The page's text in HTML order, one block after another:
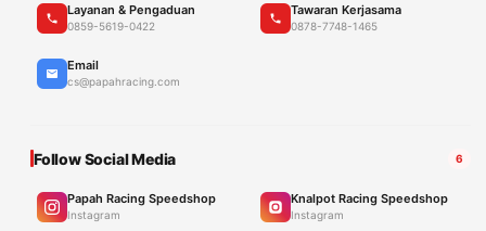
Layanan & Pengaduan
0859-5619-0422
Tawaran Kerjasama
0878-7748-1465
Email
cs@papahracing.com
Follow Social Media 6
Papah Racing Speedshop
Instagram
Knalpot Racing Speedshop
Instagram